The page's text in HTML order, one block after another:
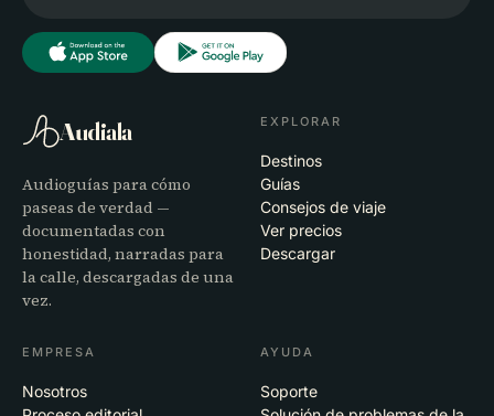
Audiala
Audioguías para cómo
paseas de verdad —
documentadas con
honestidad, narradas para
la calle, descargadas de una
vez.
EXPLORAR
Destinos
Guías
Consejos de viaje
Ver precios
Descargar
EMPRESA
Nosotros
AYUDA
Soporte